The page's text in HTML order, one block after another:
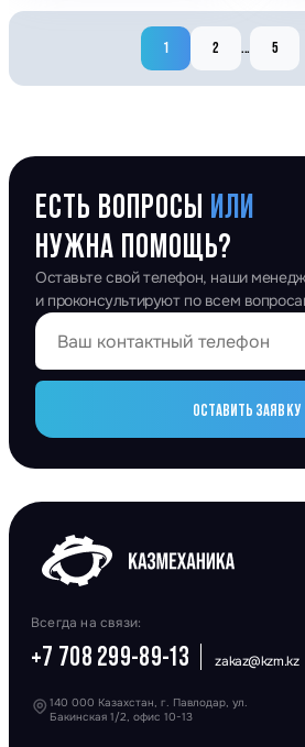
1 2 ... 5
ЕСТЬ ВОПРОСЫ ИЛИ
НУЖНА ПОМОЩЬ?
Оставьте свой телефон, наши
и проконсультируют по всем
ОСТАВИТЬ ЗАЯВКУ
Всегда на связи:
+7 708 299-89-13 zakaz@kzm.kz
140 000 Казахстан, г. Павлодар, ул.
Бакинская 1/2, офис 10-13